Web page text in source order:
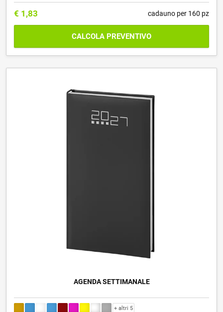
€ 1,83 cadauno per 160 pz
CALCOLA PREVENTIVO
AGENDA SETTIMANALE
+ altri 5